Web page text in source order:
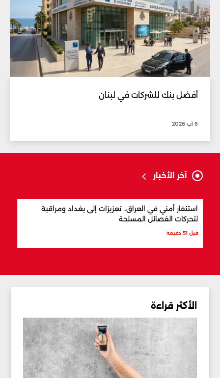
أفضل بنك للشركات في لبنان
6 آب 2026
آخر الأخبار
استنفار أمني في العراق.. تعزيزات إلى بغداد ومراقبة
لتحركات الفصائل المسلحة
قبل 51 دقيقة
الأكثر قراءة